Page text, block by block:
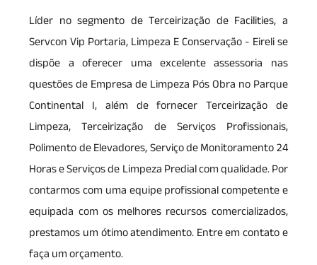
Líder no segmento de Terceirização de Facilities, a
Servcon Vip Portaria, Limpeza E Conservação - Eireli se
dispõe a oferecer uma excelente assessoria nas
questões de Empresa de Limpeza Pós Obra no Parque
Continental I, além de fornecer Terceirização de
Limpeza, Terceirização de Serviços Profissionais,
Polimento de Elevadores, Serviço de Monitoramento 24
Horas e Serviços de Limpeza Predial com qualidade. Por
contarmos com uma equipe profissional competente e
equipada com os melhores recursos comercializados,
prestamos um ótimo atendimento. Entre em contato e
faça um orçamento.